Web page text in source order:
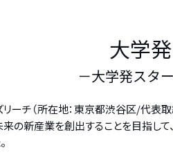
大学
－大学発スタ
ーチ（所在地：東京都渋谷区/代表
来の新産業を創出することを目指し